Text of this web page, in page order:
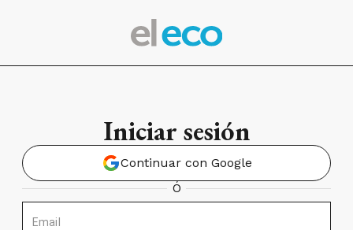
Iniciar sesión
Continuar con Google
Ó
Email